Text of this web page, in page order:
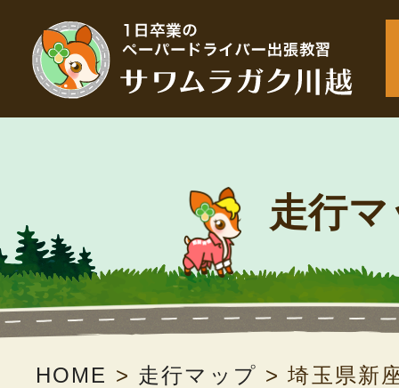
走行
HOME > 走行マップ >埼玉県新